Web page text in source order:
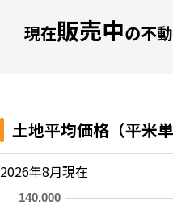
現在販売中の不
土地平均価格（平米
2026年8月現在
140,000